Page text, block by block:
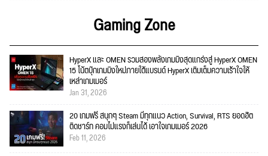
Gaming Zone
HyperX และ OMEN รวมสองพลังเกมมิงสุดแกร่งสู่ HyperX OMEN
15 โน้ตบุ๊กเกมมิงใหม่ภายใต้แบรนด์ HyperX เติมเต็มความเร้าใจให้
เหล่าเกมเมอร์
Jan 31, 2026
20 เกมฟรี สนุกๆ Steam มีทุกแนว Action, Survival, RTS ยอดฮิต
ติดชาร์ท คอมไม่แรงก็เล่นได้ เอาใจเกมเมอร์ 2026
Feb 11, 2026